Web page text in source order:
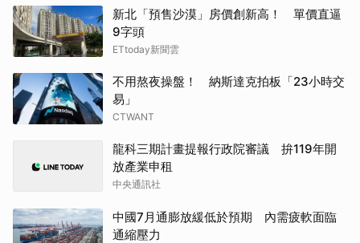
新北「預售沙漠」房價創新高！ 單價直逼
9字頭
ETtoday新聞雲
不用熬夜操盤！ 納斯達克拍板「23小時交
易」
CTWANT
龍科三期計畫提報行政院審議 拚119年開
放產業申租
中央通訊社
中國7月通膨放緩低於預期 內需疲軟面臨
通縮壓力